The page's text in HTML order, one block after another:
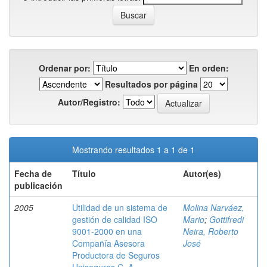
Ordenar por:
En orden:
Resultados por página
Autor/Registro:
Mostrando resultados 1 a 1 de 1
Fecha de
publicación
Título Autor(es)
2005
Utilidad de un sistema de
gestión de calidad ISO
9001-2000 en una
Compañía Asesora
Productora de Seguros
Molina Narváez,
Mario; Gottifredi
Neira, Roberto
José